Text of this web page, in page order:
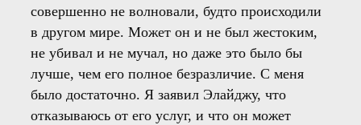
совершенно не волновали, будто происходили
в другом мире. Может он и не был жестоким,
не убивал и не мучал, но даже это было бы
лучше, чем его полное безразличие. С меня
было достаточно. Я заявил Элайджу, что
отказываюсь от его услуг, и что он может